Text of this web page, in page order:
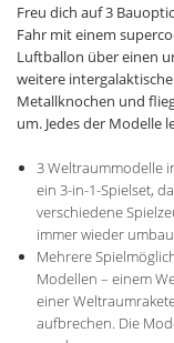
Freu dich auf 3
Fahr mit einem
Luftballon über einen
weitere
Metallknochen und
um. Jedes der Modelle
3 Weltraummodelle
ein 3-in-1-Spielset,
verschiedene
immer wieder
Mehrere
Modellen – einem
einer
aufbrechen. Die